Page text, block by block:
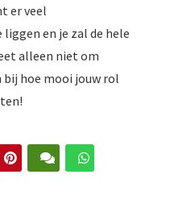
er veel
en je zal de hele
alleen niet om
hoe mooi jouw rol